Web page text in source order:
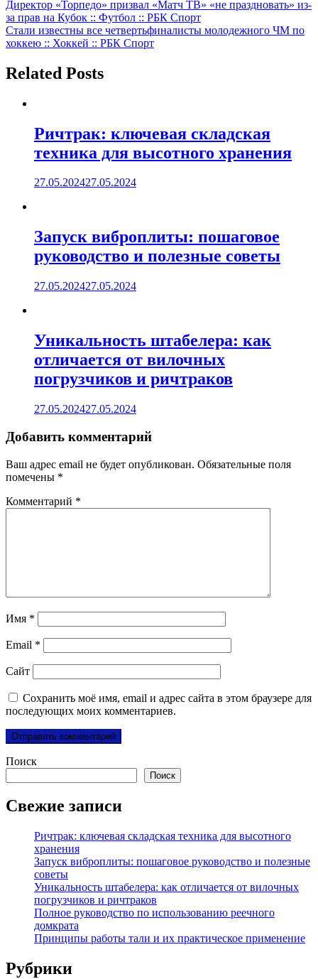
Навигация
по
записям
Директор «Торпедо» призвал «Матч ТВ» «не праздновать» из-
за прав на Кубок :: Футбол :: РБК Спорт
Стали известны все четвертьфиналисты молодежного ЧМ по
хоккею :: Хоккей :: РБК Спорт
Related Posts
Ричтрак: ключевая складская
техника для высотного хранения
27.05.202427.05.2024
Запуск виброплиты: пошаговое
руководство и полезные советы
27.05.202427.05.2024
Уникальность штабелера: как
отличается от вилочных
погрузчиков и ричтраков
27.05.202427.05.2024
Добавить комментарий
Ваш адрес email не будет опубликован. Обязательные поля
помечены *
Комментарий *
Имя *
Email *
Сайт
Сохранить моё имя, email и адрес сайта в этом браузере для
последующих моих комментариев.
Поиск
Поиск
Свежие записи
Ричтрак: ключевая складская техника для высотного
хранения
Запуск виброплиты: пошаговое руководство и полезные
советы
Уникальность штабелера: как отличается от вилочных
погрузчиков и ричтраков
Полное руководство по использованию реечного
домкрата
Принципы работы тали и их практическое применение
Рубрики